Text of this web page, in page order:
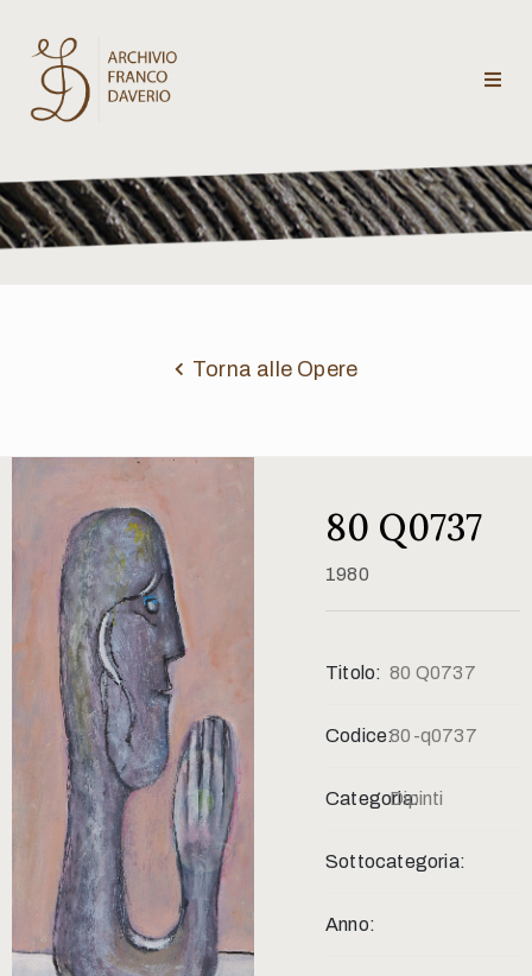
Archivio
Franco
Daverio
critici
Contatti
Torna alle Opere
80 Q0737
1980
Titolo: 80 Q0737
Codice:80-q0737
Categoria:Dipinti
Sottocategoria:
Anno: